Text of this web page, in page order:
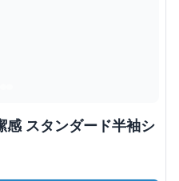
感 スタンダード半袖シ